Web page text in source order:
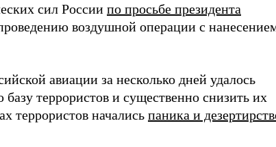
сил России по просьбе президента
воздушной операции с
авиации за несколько дней удалось
террористов и существенно снизить их
террористов начались паника и